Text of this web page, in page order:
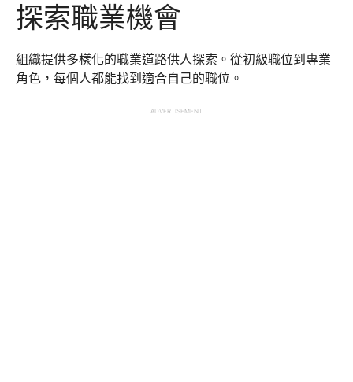
探索職業機會
組織提供多樣化的職業道路供人探索。從初級職位到專業
角色，每個人都能找到適合自己的職位。
ADVERTISEMENT